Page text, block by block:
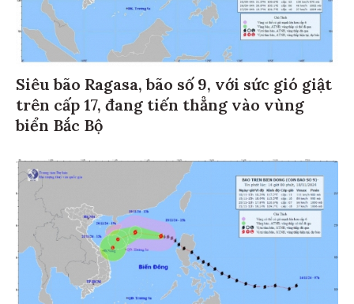
Siêu bão Ragasa, bão số 9, với sức gió giật
trên cấp 17, đang tiến thẳng vào vùng
biển Bắc Bộ